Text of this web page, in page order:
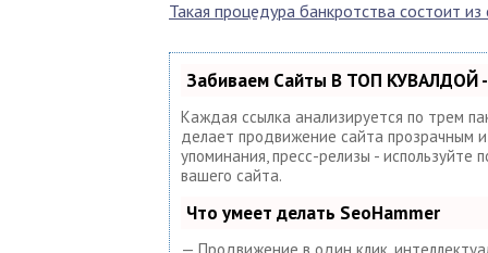
Такая процедура банкротства состоит
Забиваем Сайты В ТОП КУВАЛДОЙ -
Каждая ссылка анализируется по трем
делает продвижение сайта прозрачным
упоминания, пресс-релизы -
вашего сайта.
Что умеет делать SeoHammer
— Продвижение в один клик,